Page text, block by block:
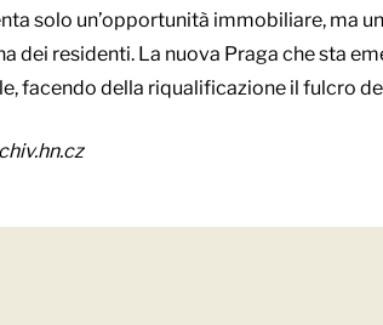
solo un’opportunità immobiliare, ma
dei residenti. La nuova Praga che sta
facendo della riqualificazione il fulcro